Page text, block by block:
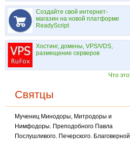
Создайте свой интернет-
магазин на новой платформе
ReadyScript
Хостинг, домены, VPS/VDS,
размещение серверов
Что
Святцы
Мучениц Минодоры, Митродоры и
Нимфодоры. Преподобного Павла
Послушливого. Печерского. Благоверной